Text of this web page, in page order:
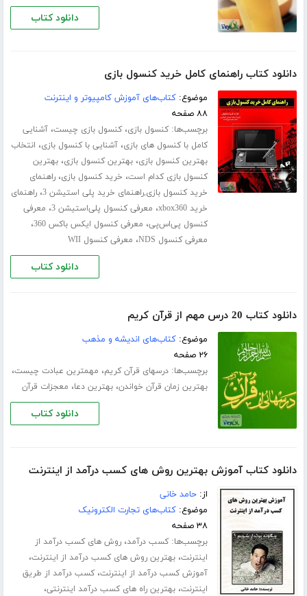
دانلود کتاب
دانلود کتاب راهنمای کامل خرید کنسول بازی
موضوع:کتاب‌های آموزش کامپیوتر و اینترنت
۸۸ صفحه
برچسب‌ها:کنسول بازی،کنسول بازی چیست،آشنایی
کامل با کنسول های بازی،آشنایی با کنسول بازی، انتخاب
بهترین کنسول بازی،بهترین کنسول بازی،بهترین
کنسول بازی کدام است، خرید کنسول بازی،راهنمای
خرید کنسول بازی,راهنمای خرید پلی استیشن 3 ،راهنمای
خرید xbox360
، معرفی کنسول پلی‌استیشن 3 ، معرفی
کنسول پی‌اس‌پی، معرفی کنسول ایکس باکس 360 ،
معرفی کنسول NDS ، معرفی کنسول WII
دانلود کتاب
دانلود کتاب 20 درس مهم از قرآن کریم
موضوع:کتاب‌های اندیشه و مذهب
۲۶ صفحه
برچسب‌ها:درسهای قرآن کریم، مهمترین عبادت چیست،
بهترین زمان قرآن خواندن،بهترین دعا، معجزات قرآن
دانلود کتاب
دانلود کتاب آموزش بهترین روش های کسب درآمد از اینترنت
از:حامد خانی
موضوع:کتاب‌های تجارت الکترونیک
۳۸ صفحه
برچسب‌ها:کسب درآمد،روش های کسب درآمد از
اینترنت،بهترین روش های کسب درآمد از اینترنت،
آموزش کسب درآمد از اینترنت،کسب درآمد از طریق
اینترنت،بهترین راه های کسب درآمد اینترنتی،